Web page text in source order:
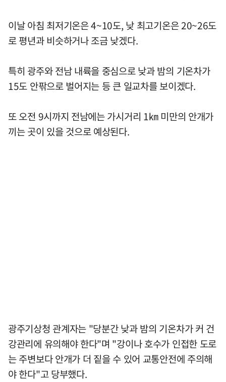
이날 아침 최저기온은 4~10도, 낮 최고기온은 20~26도
로 평년과 비슷하거나 조금 낮겠다.
특히 광주와 전남 내륙을 중심으로 낮과 밤의 기온차가
15도 안팎으로 벌어지는 등 큰 일교차를 보이겠다.
또 오전 9시까지 전남에는 가시거리 1㎞ 미만의 안개가
끼는 곳이 있을 것으로 예상된다.
광주기상청 관계자는 "당분간 낮과 밤의 기온차가 커 건
강관리에 유의해야 한다"며 "강이나 호수가 인접한 도로
는 주변보다 안개가 더 짙을 수 있어 교통안전에 주의해
야 한다"고 당부했다.